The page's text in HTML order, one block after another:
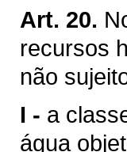
Art. 20.
recursos
não
I - a
água